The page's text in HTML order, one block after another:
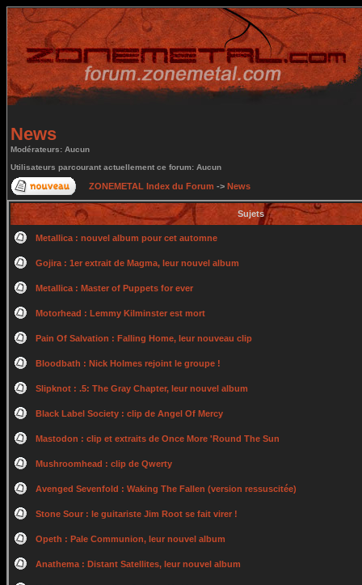
News
Modérateurs: Aucun
Utilisateurs parcourant actuellement ce forum: Aucun
ZONEMETAL Index du Forum -> News
Sujets
Metallica : nouvel album pour cet automne
Gojira : 1er extrait de Magma, leur nouvel album
Metallica : Master of Puppets for ever
Motorhead : Lemmy Kilminster est mort
Pain Of Salvation : Falling Home, leur nouveau clip
Bloodbath : Nick Holmes rejoint le groupe !
Slipknot : .5: The Gray Chapter, leur nouvel album
Black Label Society : clip de Angel Of Mercy
Mastodon : clip et extraits de Once More 'Round The Sun
Mushroomhead : clip de Qwerty
Avenged Sevenfold : Waking The Fallen (version ressuscitée)
Stone Sour : le guitariste Jim Root se fait virer !
Opeth : Pale Communion, leur nouvel album
Anathema : Distant Satellites, leur nouvel album